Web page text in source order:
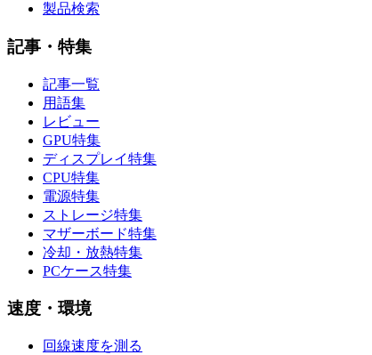
製品検索
記事・特集
記事一覧
用語集
レビュー
GPU特集
ディスプレイ特集
CPU特集
電源特集
ストレージ特集
マザーボード特集
冷却・放熱特集
PCケース特集
速度・環境
回線速度を測る